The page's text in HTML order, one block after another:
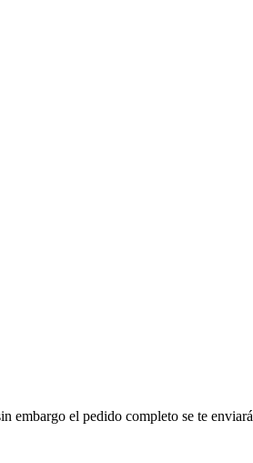
embargo el pedido completo se te